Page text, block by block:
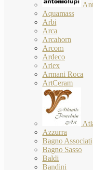
Aquamass
Arbi
Arca
Arcahorn
Arcom
Ardeco
Arlex
Armani Roca
ArtCeram
Azzurra
Bagno Associati
Bagno Sasso
Baldi
Bandini